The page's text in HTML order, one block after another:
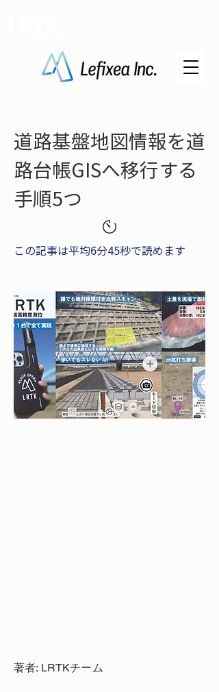
道路基盤地図情報を道
路台帳GISへ移行する
手順5つ
この記事は平均6分45秒で読めます
著者: LRTKチーム